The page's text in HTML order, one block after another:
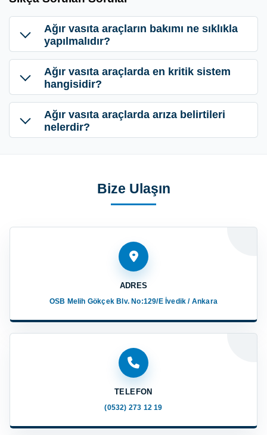
Ağır vasıta araçların bakımı ne sıklıkla
yapılmalıdır?
Ağır vasıta araçlarda en kritik sistem
hangisidir?
Ağır vasıta araçlarda arıza belirtileri
nelerdir?
Bize Ulaşın
ADRES
OSB Melih Gökçek Blv. No:129/E İvedik / Ankara
TELEFON
(0532) 273 12 19